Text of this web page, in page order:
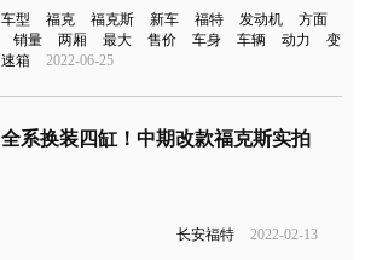
车型 福克 福克斯 新车 福特 发动机
方面
销量
两厢 最大 售价 车身 车辆 动力
变
速箱
2022-06-25
全系换装四缸！中期改款福克斯实拍
长安福特 2022-02-13